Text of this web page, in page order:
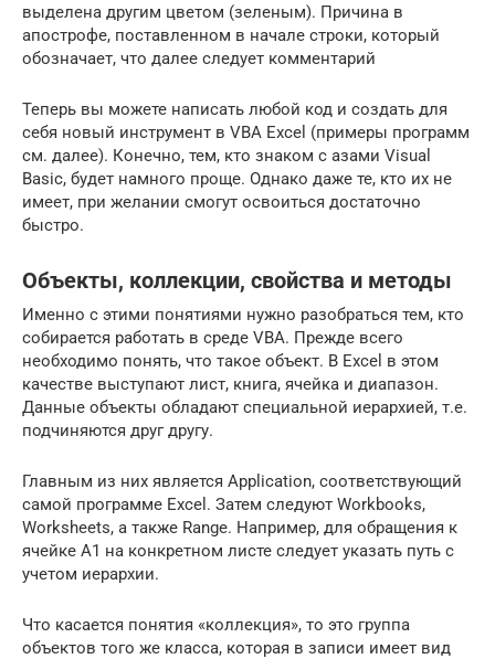
выделена другим цветом (зеленым). Причина в
апострофе, поставленном в начале строки, который
обозначает, что далее следует комментарий
Теперь вы можете написать любой код и создать для
себя новый инструмент в VBA Excel (примеры программ
см. далее). Конечно, тем, кто знаком с азами Visual
Basic, будет намного проще. Однако даже те, кто их не
имеет, при желании смогут освоиться достаточно
быстро.
Объекты, коллекции, свойства и методы
Именно с этими понятиями нужно разобраться тем, кто
собирается работать в среде VBA. Прежде всего
необходимо понять, что такое объект. В Excel в этом
качестве выступают лист, книга, ячейка и диапазон.
Данные объекты обладают специальной иерархией, т.е.
подчиняются друг другу.
Главным из них является Application, соответствующий
самой программе Excel. Затем следуют Workbooks,
Worksheets, а также Range. Например, для обращения к
ячейке A1 на конкретном листе следует указать путь с
учетом иерархии.
Что касается понятия «коллекция», то это группа
объектов того же класса, которая в записи имеет вид